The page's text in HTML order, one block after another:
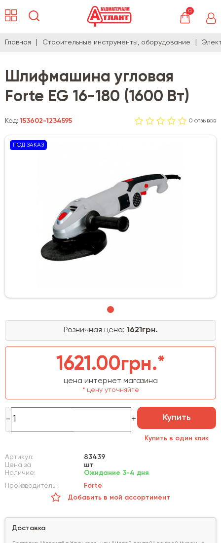
0
Главная Строительные инструменты, оборудование
Шлифмашина угловая
Forte EG 16-180 (1600 Вт)
Код:153602-1234595 0 отзывов
ПОД ЗАКАЗ
Розничная цена: 1621грн.
1621.00грн.*
цена интернет магазина
* цену уточняйте
Купить
Купить в один клик
Артикул:
83439
Цена за
шт
Наличие:
Ожидание 3-4 дня
Производитель:
Forte
Добавить в мой ассортимент
Доставка